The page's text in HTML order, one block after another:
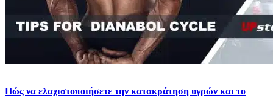
Πώς να ελαχιστοποιήσετε την κατακράτηση υγρών και το